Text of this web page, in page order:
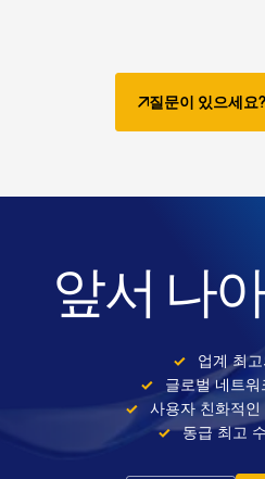
질문이 있으세요
앞서 나
업계 최
글로벌 네트워
사용자 친화적인
동급 최고